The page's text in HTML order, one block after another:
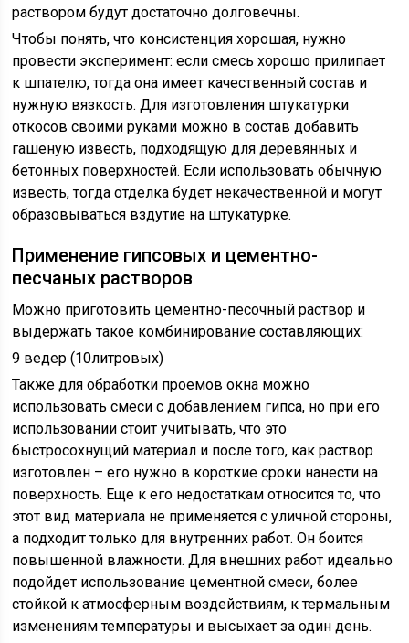
раствором будут достаточно долговечны.
Чтобы понять, что консистенция хорошая, нужно
провести эксперимент: если смесь хорошо прилипает
к шпателю, тогда она имеет качественный состав и
нужную вязкость. Для изготовления штукатурки
откосов своими руками можно в состав добавить
гашеную известь, подходящую для деревянных и
бетонных поверхностей. Если использовать обычную
известь, тогда отделка будет некачественной и могут
образовываться вздутие на штукатурке.
Применение гипсовых и цементно-
песчаных растворов
Можно приготовить цементно-песочный раствор и
выдержать такое комбинирование составляющих:
9 ведер (10литровых)
Также для обработки проемов окна можно
использовать смеси с добавлением гипса, но при его
использовании стоит учитывать, что это
быстросохнущий материал и после того, как раствор
изготовлен – его нужно в короткие сроки нанести на
поверхность. Еще к его недостаткам относится то, что
этот вид материала не применяется с уличной стороны,
а подходит только для внутренних работ. Он боится
повышенной влажности. Для внешних работ идеально
подойдет использование цементной смеси, более
стойкой к атмосферным воздействиям, к термальным
изменениям температуры и высыхает за один день.